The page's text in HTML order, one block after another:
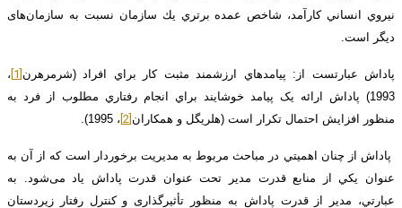
نيروي انساني كارآمد، شاخص عمده برتري يك سازمان نسبت به سازمان‌های
ديگر است.
پاداش عبارتست از: پيامدهاي ارزشمند مثبت کار براي افراد (شرمرهرن[1]
،
1993) پاداش ارائه يک پيامد خوشايند براي انجام رفتاري مطلوب از فرد به
منظور افزايش احتمال تکرار است (هلريگل و همکاران[2] ، 1995).
پاداش از چنان اهميتي در مباحث مربوط به مديريت برخوردار است که از آن به
عنوان يکي از منابع قدرت مدير تحت عنوان قدرت پاداش ياد می‌شود. به
عبارتي، مدير از قدرت پاداش به منظور تأثیرگذاری و کنترل رفتار زيردستان